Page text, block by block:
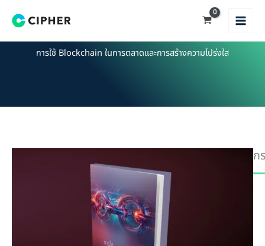
การใช้ Blockchain ในการตลาดและการสร้างความโปร่งใส
ก